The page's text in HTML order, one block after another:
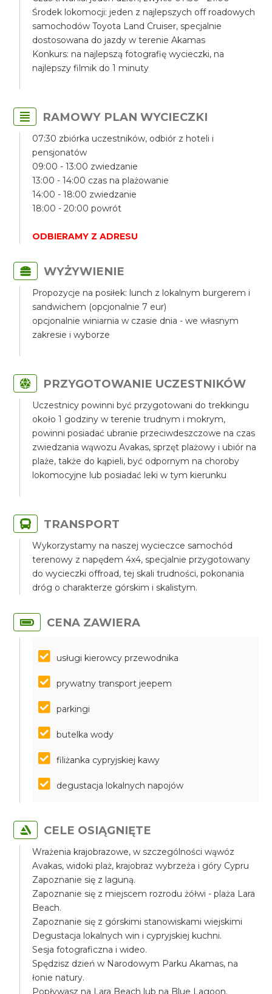
Środek lokomocji: jeden z najlepszych off roadowych
samochodów Toyota Land Cruiser, specjalnie
dostosowana do jazdy w terenie Akamas
Konkurs: na najlepszą fotografię wycieczki, na
najlepszy filmik do 1 minuty
RAMOWY PLAN WYCIECZKI
07:30 zbiórka uczestników, odbiór z hoteli i
pensjonatów
09:00 - 13:00 zwiedzanie
13:00 - 14:00 czas na plażowanie
14:00 - 18:00 zwiedzanie
18:00 - 20:00 powrót
ODBIERAMY Z ADRESU
WYŻYWIENIE
Propozycje na posiłek: lunch z lokalnym burgerem i
sandwichem (opcjonalnie 7 eur)
opcjonalnie winiarnia w czasie dnia - we własnym
zakresie i wyborze
PRZYGOTOWANIE UCZESTNIKÓW
Uczestnicy powinni być przygotowani do trekkingu
około 1 godziny w terenie trudnym i mokrym,
powinni posiadać ubranie przeciwdeszczowe na czas
zwiedzania wąwozu Avakas, sprzęt plażowy i ubiór na
plaże, także do kąpieli, być odpornym na choroby
lokomocyjne lub posiadać leki w tym kierunku
TRANSPORT
Wykorzystamy na naszej wycieczce samochód
terenowy z napędem 4x4, specjalnie przygotowany
do wycieczki offroad, tej skali trudności, pokonania
dróg o charakterze górskim i skalistym.
CENA ZAWIERA
usługi kierowcy przewodnika
prywatny transport jeepem
parkingi
butelka wody
filiżanka cypryjskiej kawy
degustacja lokalnych napojów
CELE OSIĄGNIĘTE
Wrażenia krajobrazowe, w szczególności wąwóz
Avakas, widoki plaż, krajobraz wybrzeża i góry Cypru
Zapoznanie się z laguną.
Zapoznanie się z miejscem rozrodu żółwi - plaża Lara
Beach.
Zapoznanie się z górskimi stanowiskami wiejskimi
Degustacja lokalnych win i cypryjskiej kuchni.
Sesja fotograficzna i wideo.
Spędzisz dzień w Narodowym Parku Akamas, na
łonie natury.
Popływasz na Lara Beach lub na Blue Lagoon.